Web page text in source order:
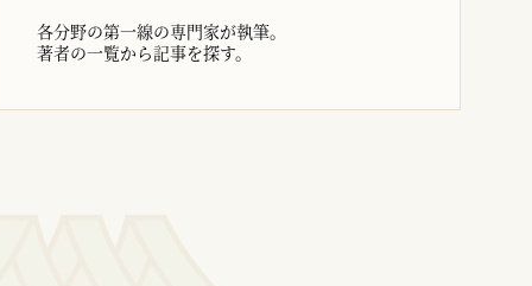
各分野の第一線の専門家が執筆。
著者の一覧から記事を探す。